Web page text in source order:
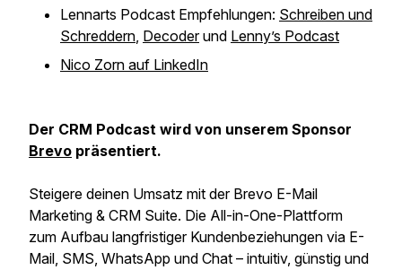
Lennarts Podcast Empfehlungen: Schreiben und
Schreddern, Decoderund Lenny’s Podcast
Nico Zorn auf LinkedIn
Der CRM Podcast wird von unserem Sponsor
Brevo präsentiert.
Steigere deinen Umsatz mit der Brevo E-Mail
Marketing & CRM Suite. Die All-in-One-Plattform
zum Aufbau langfristiger Kundenbeziehungen via E-
Mail, SMS, WhatsApp und Chat – intuitiv, günstig und